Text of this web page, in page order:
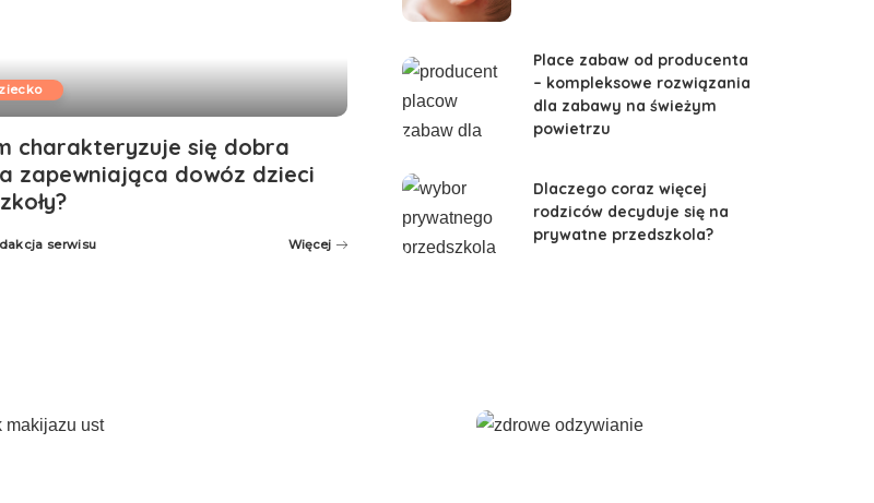
charakteryzuje się dobra
zapewniająca dowóz dzieci
serwisu Więcej
Place zabaw od producenta
– kompleksowe rozwiązania
dla zabawy na świeżym
powietrzu
Dlaczego coraz więcej
rodziców decyduje się na
prywatne przedszkola?